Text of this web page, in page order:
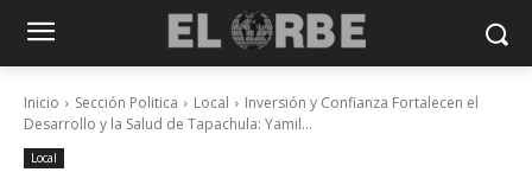
Inicio Sección Politica Local
Inversión y Confianza Fortalecen el
Desarrollo y la Salud de Tapachula: Yamil...
Local